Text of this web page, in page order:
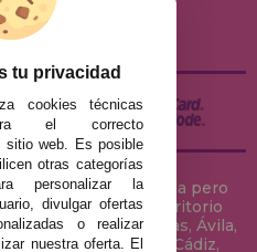
/ DESISTIMIENTO
ubicada en Sevilla pero
ciudad del territorio
Almería, Asturias, Ávila,
Burgos, Cáceres, Cádiz,
tu privacidad
cookies técnicas
el correcto
sitio web. Es posible
otras categorías
personalizar la
divulgar ofertas
o realizar
nuestra oferta. El